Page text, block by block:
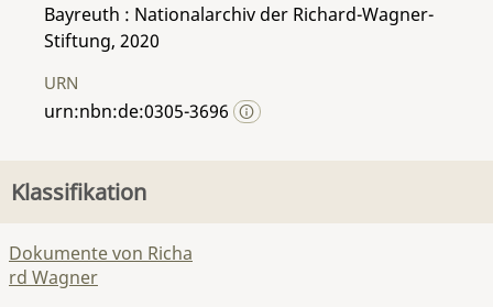
Bayreuth : Nationalarchiv der Richard-Wagner-
Stiftung, 2020
URN
urn:nbn:de:0305-3696
Klassifikation
Dokumente von Richa
rd Wagner